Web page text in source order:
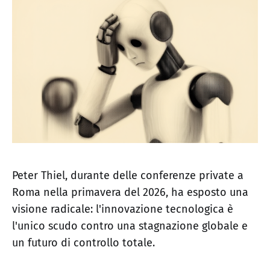
Peter Thiel, durante delle conferenze private a
Roma nella primavera del 2026, ha esposto una
visione radicale: l'innovazione tecnologica è
l'unico scudo contro una stagnazione globale e
un futuro di controllo totale.